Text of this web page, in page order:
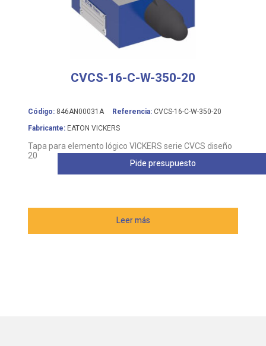
CVCS-16-C-W-350-20
Código: 846AN00031A Referencia: CVCS-16-C-W-350-20
Fabricante: EATON VICKERS
Tapa para elemento lógico VICKERS serie CVCS diseño
20
Leer más
Pide presupuesto